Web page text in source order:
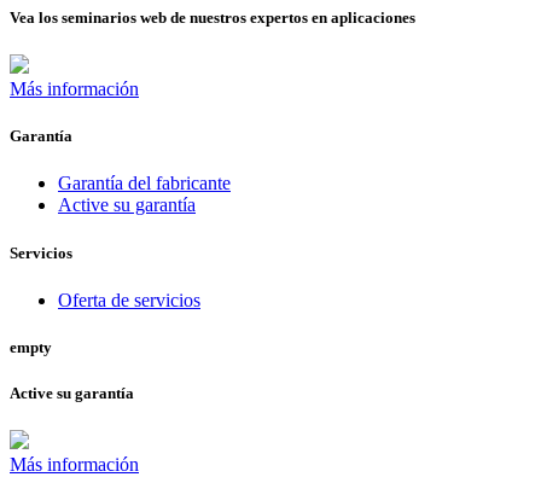
Vea los seminarios web de nuestros expertos en aplicaciones
Más información
Garantía
Garantía del fabricante
Active su garantía
Servicios
Oferta de servicios
empty
Active su garantía
Más información